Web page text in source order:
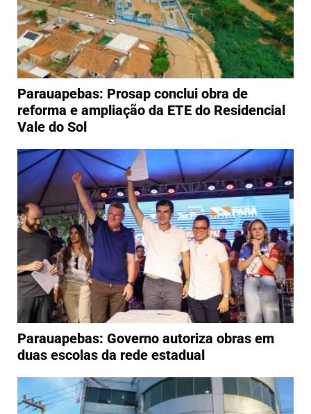
Parauapebas: Prosap conclui obra de
reforma e ampliação da ETE do Residencial
Vale do Sol
Parauapebas: Governo autoriza obras em
duas escolas da rede estadual